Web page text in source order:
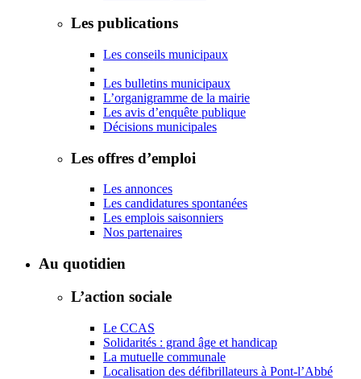
Les publications
Les conseils municipaux
Les bulletins municipaux
L’organigramme de la mairie
Les avis d’enquête publique
Décisions municipales
Les offres d’emploi
Les annonces
Les candidatures spontanées
Les emplois saisonniers
Nos partenaires
Au quotidien
L’action sociale
Le CCAS
Solidarités : grand âge et handicap
La mutuelle communale
Localisation des défibrillateurs à Pont-l’Abbé